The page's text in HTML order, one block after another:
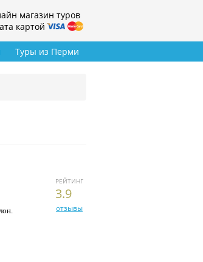
магазин туров
картой
Туры из Перми
РЕЙТИНГ
3.9
отзывы